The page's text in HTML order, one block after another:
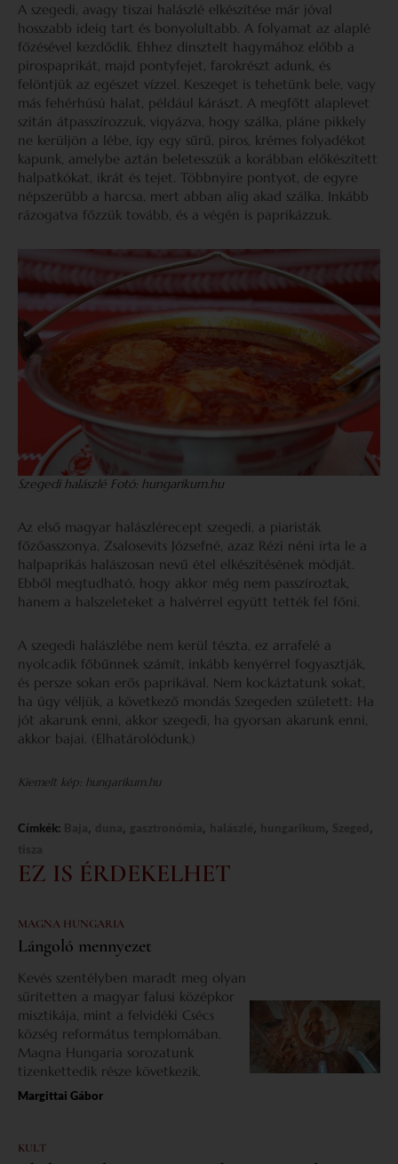
A szegedi, avagy tiszai halászlé elkészítése már jóval
hosszabb ideig tart és bonyolultabb. A folyamat az alaplé
főzésével kezdődik. Ehhez dinsztelt hagymához előbb a
pirospaprikát, majd pontyfejet, farokrészt adunk, és
felöntjük az egészet vízzel. Keszeget is tehetünk bele, vagy
más fehérhúsú halat, például kárászt. A megfőtt alaplevet
szitán átpasszírozzuk, vigyázva, hogy szálka, pláne pikkely
ne kerüljön a lébe, így egy sűrű, piros, krémes folyadékot
kapunk, amelybe aztán beletesszük a korábban előkészített
halpatkókat, ikrát és tejet. Többnyire pontyot, de egyre
népszerűbb a harcsa, mert abban alig akad szálka. Inkább
rázogatva főzzük tovább, és a végén is paprikázzuk.
Szegedi halászlé Fotó: hungarikum.hu
Az első magyar halászlérecept szegedi, a piaristák
főzőasszonya, Zsalosevits Józsefné, azaz Rézi néni írta le a
halpaprikás halászosan nevű étel elkészítésének módját.
Ebből megtudható, hogy akkor még nem passzíroztak,
hanem a halszeleteket a halvérrel együtt tették fel főni.
A szegedi halászlébe nem kerül tészta, ez arrafelé a
nyolcadik főbűnnek számít, inkább kenyérrel fogyasztják,
és persze sokan erős paprikával. Nem kockáztatunk sokat,
ha úgy véljük, a következő mondás Szegeden született: Ha
jót akarunk enni, akkor szegedi, ha gyorsan akarunk enni,
akkor bajai. (Elhatárolódunk.)
Kiemelt kép: hungarikum.hu
Címkék: , , , , , ,
EZ IS ÉRDEKELHET
MAGNA HUNGARIA
Lángoló mennyezet
Kevés szentélyben maradt meg olyan
sűrítetten a magyar falusi középkor
misztikája, mint a felvidéki Csécs
község református templomában.
Magna Hungaria sorozatunk
tizenkettedik része következik.
Margittai Gábor
KULT